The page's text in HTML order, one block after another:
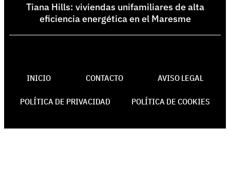
Tiana Hills: viviendas unifamiliares de alta
eficiencia energética en el Maresme
INICIO CONTACTO AVISO LEGAL
POLÍTICA DE PRIVACIDAD POLÍTICA DE COOKIES